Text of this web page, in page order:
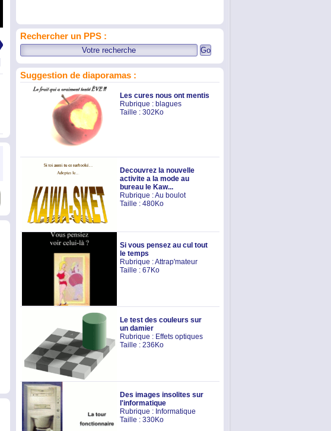
Rechercher un PPS :
Suggestion de diaporamas :
Les cures nous ont mentis
Rubrique : blagues
Taille : 302Ko
Decouvrez la nouvelle
activite a la mode au
bureau le Kaw...
Rubrique :Au boulot
Taille : 480Ko
Si vous pensez au cul tout
le temps
Rubrique :Attrap'mateur
Taille : 67Ko
Le test des couleurs sur
un damier
Rubrique : Effets optiques
Taille : 236Ko
Des images insolites sur
l'informatique
Rubrique : Informatique
Taille : 330Ko